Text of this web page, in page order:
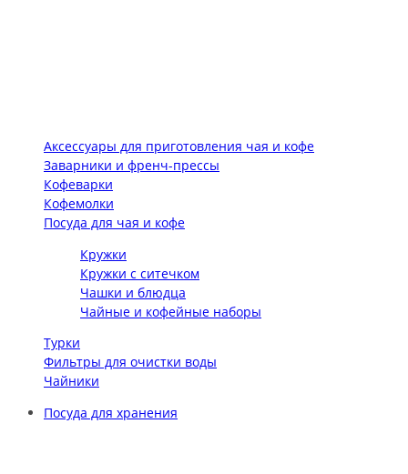
Аксессуары для приготовления чая и кофе
Заварники и френч-прессы
Кофеварки
Кофемолки
Посуда для чая и кофе
Кружки
Кружки с ситечком
Чашки и блюдца
Чайные и кофейные наборы
Турки
Фильтры для очистки воды
Чайники
Посуда для хранения